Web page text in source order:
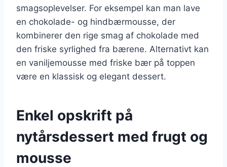
smagsoplevelser. For eksempel kan man lave
en chokolade- og hindbærmousse, der
kombinerer den rige smag af chokolade med
den friske syrlighed fra bærene. Alternativt kan
en vaniljemousse med friske bær på toppen
være en klassisk og elegant dessert.
Enkel opskrift på
nytårsdessert med frugt og
mousse